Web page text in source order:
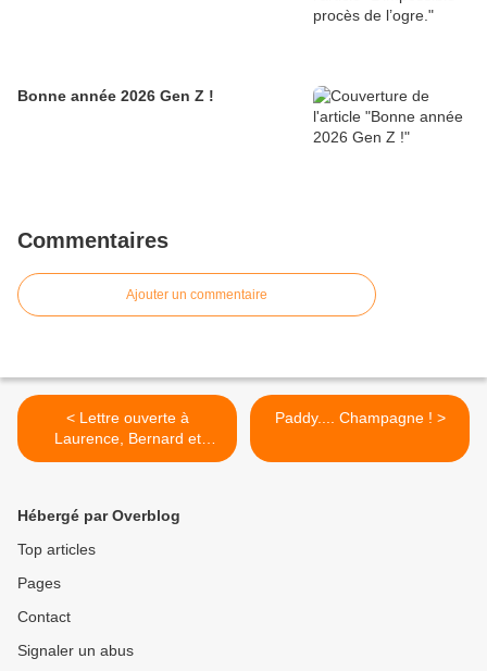
Bonne année 2026 Gen Z !
Commentaires
Ajouter un commentaire
< Lettre ouverte à
Laurence, Bernard et
François
Paddy.... Champagne ! >
Hébergé par Overblog
Top articles
Pages
Contact
Signaler un abus